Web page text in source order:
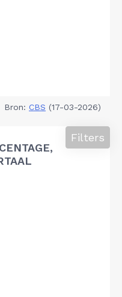
Bron: CBS (17-03-2026)
Filters